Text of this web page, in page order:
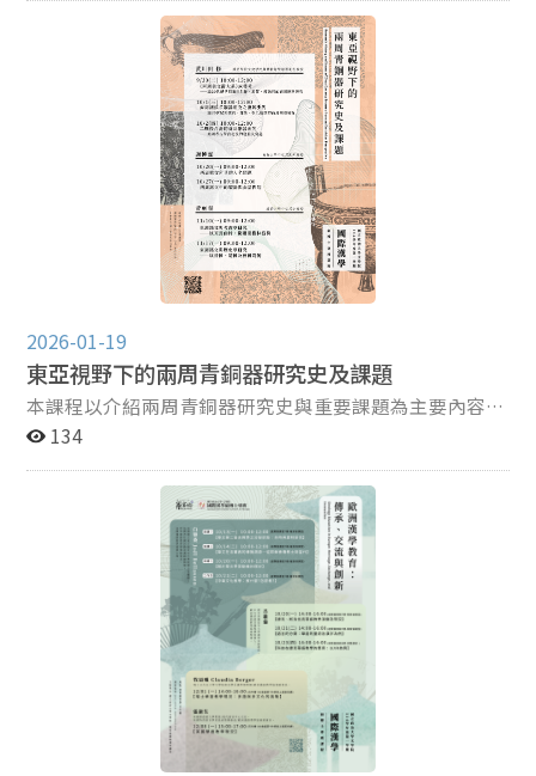
不僅呼應古代「博物」、「格物」的傳統，且與人類世、
動物史、環境史、生態史及氣候變遷史等新興議題相互扣
合；醫療史是探究生老病死及其療癒的知識領域，與「養
生衛生」、「健康福祉」、「性別平等」等議題息息相
關。反思上述議題的歷史性與現實性，有助於深化修課者
對於相關領域的專業涵養，同時可作為其社會行動之知識
基礎與倫理依據。 ＊本課程為與羅家倫國際漢學講座合
作之國際漢學碩博士專班重點領域課程
2026-01-19
東亞視野下的兩周青銅器研究史及課題
本課程以介紹兩周青銅器研究史與重要課題為主要內容。
研究史的部分，側重東亞的研究視野，分別從《兩周金文
究切入，並拓展至中國銅器時代如何衰落的議題。課題部
分則帶領同學，認識兩周青銅器及銘文的重要研究面向，
包含斷代、人名、嘏辭、套語，以及如何與考古學、歷史
學進行跨學科的融合。期許同學能建立對兩周青銅器研究
史與相關課題的基本認識。
134